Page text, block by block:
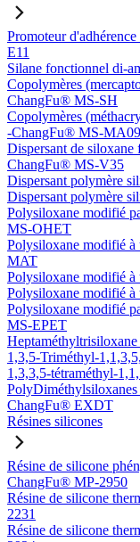
Promoteur
E11
Silane fonctionnel di-
Copolymères
ChangFu® MS-SH
Copolymères
-ChangFu® MS-MA09
Dispersant de
ChangFu® MS-V35
Dispersant polymère
Dispersant polymère
Polysiloxane modifié
MS-OHET
Polysiloxane modifié
MAT
Polysiloxane modifié
Polysiloxane modifié
Polysiloxane modifié
MS-EPET
1,3,5-Triméthyl-
1,3,3,5-tétraméthyl-
ChangFu® EXDT
Résines silicones
Résine de silicone
ChangFu® MP-2950
Résine de silicone
2231
Résine de silicone